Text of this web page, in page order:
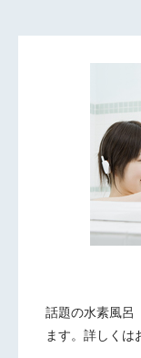
話題の水素風呂
ます。 詳しくは